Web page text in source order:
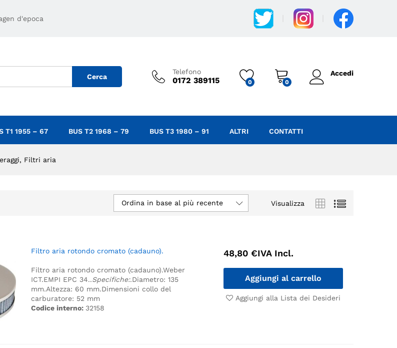
d'epoca
Cerca
Telefono
0172 389115 0 0
Accedi
T1 1955 – 67 BUS T2 1968 – 79 BUS T3 1980 – 91 ALTRI CONTATTI
Filtri aria
Visualizza
Ordina in base al più recente
Filtro aria rotondo cromato (cadauno).
Filtro aria rotondo cromato (cadauno).Weber
ICT.EMPI EPC 34..Specifiche:.Diametro: 135
mm.Altezza: 60 mm.Dimensioni collo del
carburatore: 52 mm
Codice interno: 32158
48,80 €IVA Incl.
Aggiungi al carrello
Aggiungi alla Lista dei Desideri